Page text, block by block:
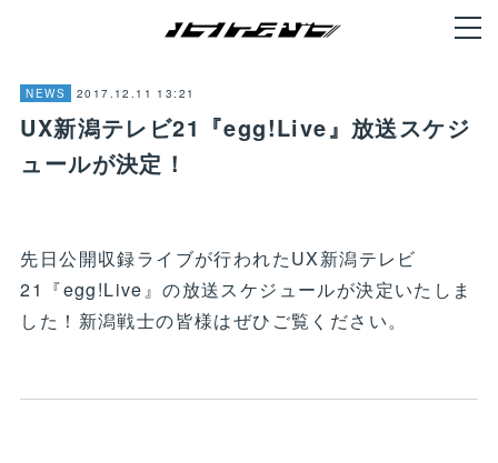
NEWS 2017.12.11 13:21
UX新潟テレビ21『egg!Live』放送スケジ
ュールが決定！
先日公開収録ライブが行われたUX新潟テレビ
21『egg!Live』の放送スケジュールが決定いたしま
した！新潟戦士の皆様はぜひご覧ください。